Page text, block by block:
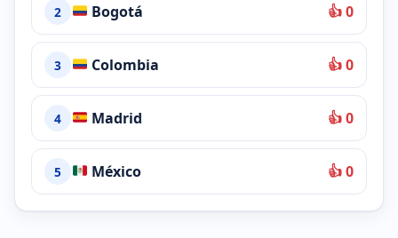
2 Bogotá 👍 0
3 Colombia 👍 0
4 Madrid 👍 0
5 México 👍 0